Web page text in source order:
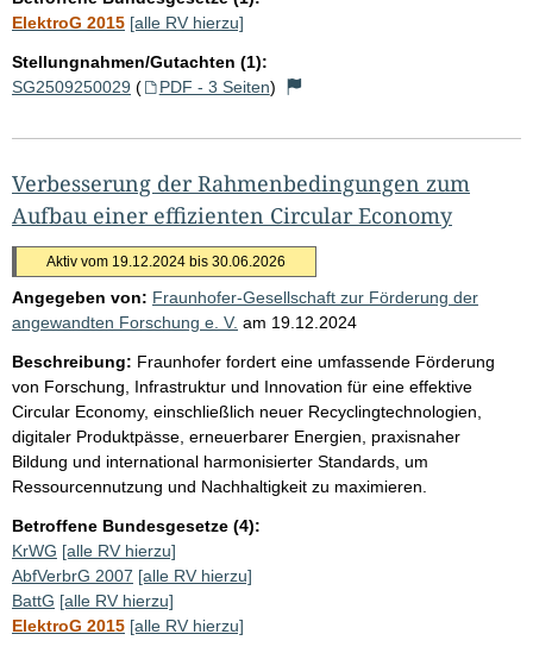
ElektroG 2015 [alle RV hierzu]
Stellungnahmen/Gutachten (1):
SG2509250029 ( PDF - 3 Seiten)
Verbesserung der Rahmenbedingungen zum
Aufbau einer effizienten Circular Economy
Aktiv vom 19.12.2024 bis 30.06.2026
Angegeben von: Fraunhofer-Gesellschaft zur Förderung der
angewandten Forschung e. V. am 19.12.2024
Beschreibung: Fraunhofer fordert eine umfassende Förderung
von Forschung, Infrastruktur und Innovation für eine effektive
Circular Economy, einschließlich neuer Recyclingtechnologien,
digitaler Produktpässe, erneuerbarer Energien, praxisnaher
Bildung und international harmonisierter Standards, um
Ressourcennutzung und Nachhaltigkeit zu maximieren.
Betroffene Bundesgesetze (4):
KrWG [alle RV hierzu]
AbfVerbrG 2007 [alle RV hierzu]
BattG [alle RV hierzu]
ElektroG 2015 [alle RV hierzu]